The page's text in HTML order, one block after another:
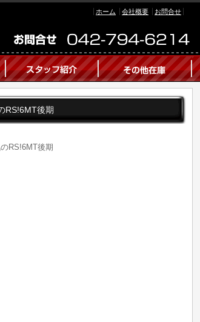
ホーム 会社概要 お問合せ
RS!6MT後期
RS!6MT後期